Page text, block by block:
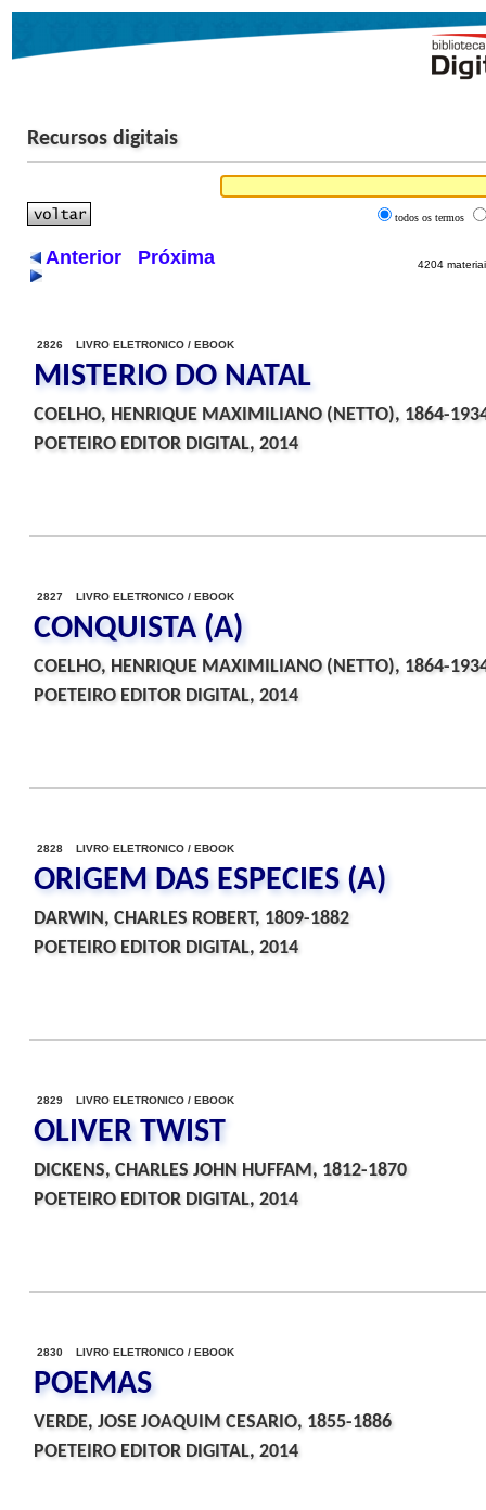
Recursos digitais
todos os termos
Anterior Próxima 4204
2826 LIVRO ELETRONICO / EBOOK
MISTERIO DO NATAL
COELHO, HENRIQUE MAXIMILIANO (NETTO), 1864-
POETEIRO EDITOR DIGITAL, 2014
2827 LIVRO ELETRONICO / EBOOK
CONQUISTA (A)
COELHO, HENRIQUE MAXIMILIANO (NETTO), 1864-
POETEIRO EDITOR DIGITAL, 2014
2828 LIVRO ELETRONICO / EBOOK
ORIGEM DAS ESPECIES (A)
DARWIN, CHARLES ROBERT, 1809-1882
POETEIRO EDITOR DIGITAL, 2014
2829 LIVRO ELETRONICO / EBOOK
OLIVER TWIST
DICKENS, CHARLES JOHN HUFFAM, 1812-1870
POETEIRO EDITOR DIGITAL, 2014
2830 LIVRO ELETRONICO / EBOOK
POEMAS
VERDE, JOSE JOAQUIM CESARIO, 1855-1886
POETEIRO EDITOR DIGITAL, 2014